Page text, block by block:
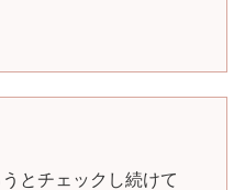
とチェックし続けて